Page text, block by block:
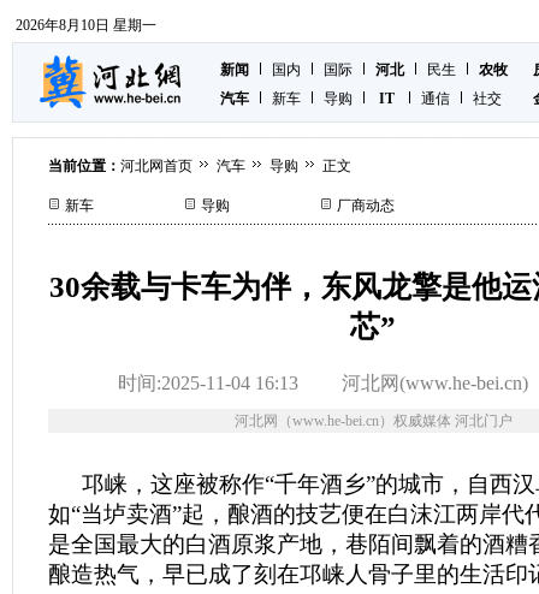
2026年8月10日 星期一
新闻 国内 国际 河北 民生
农牧
汽车
新车 导购 IT 通信 社交
当前位置： 河北网首页 汽车 导购 正文
新车 导购 厂商动态
30余载与卡车为伴，东风龙擎是他
芯”
时间:2025-11-04 16:13 河北网(www.he-bei.cn)
河北网（www.he-bei.cn）权威媒体 河北门户
邛崃，这座被称作“千年酒乡”的城市，自西
如“当垆卖酒”起，酿酒的技艺便在白沫江两岸代
是全国最大的白酒原浆产地，巷陌间飘着的酒糟
酿造热气，早已成了刻在邛崃人骨子里的生活印